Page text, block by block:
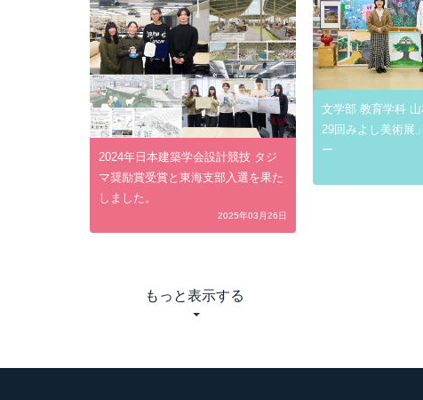
文学部 教育学科
29回みよし美術展
ー
2024年日本建築学会設計競技 タジ
マ奨励賞受賞と東海支部入選を果た
しました。
2025年03月26日
もっと表示する